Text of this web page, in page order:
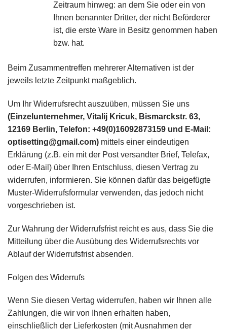
Zeitraum hinweg: an dem Sie oder ein von
Ihnen benannter Dritter, der nicht Beförderer
ist, die erste Ware in Besitz genommen haben
bzw. hat.
Beim Zusammentreffen mehrerer Alternativen ist der
jeweils letzte Zeitpunkt maßgeblich.
Um Ihr Widerrufsrecht auszuüben, müssen Sie uns
(Einzelunternehmer, Vitalij Kricuk, Bismarckstr. 63,
12169 Berlin, Telefon: +49(0)16092873159 und E-Mail:
optisetting@gmail.com) mittels einer eindeutigen
Erklärung (z.B. ein mit der Post versandter Brief, Telefax,
oder E-Mail) über Ihren Entschluss, diesen Vertrag zu
widerrufen, informieren. Sie können dafür das beigefügte
Muster-Widerrufsformular verwenden, das jedoch nicht
vorgeschrieben ist.
Zur Wahrung der Widerrufsfrist reicht es aus, dass Sie die
Mitteilung über die Ausübung des Widerrufsrechts vor
Ablauf der Widerrufsfrist absenden.
Folgen des Widerrufs
Wenn Sie diesen Vertag widerrufen, haben wir Ihnen alle
Zahlungen, die wir von Ihnen erhalten haben,
einschließlich der Lieferkosten (mit Ausnahmen der